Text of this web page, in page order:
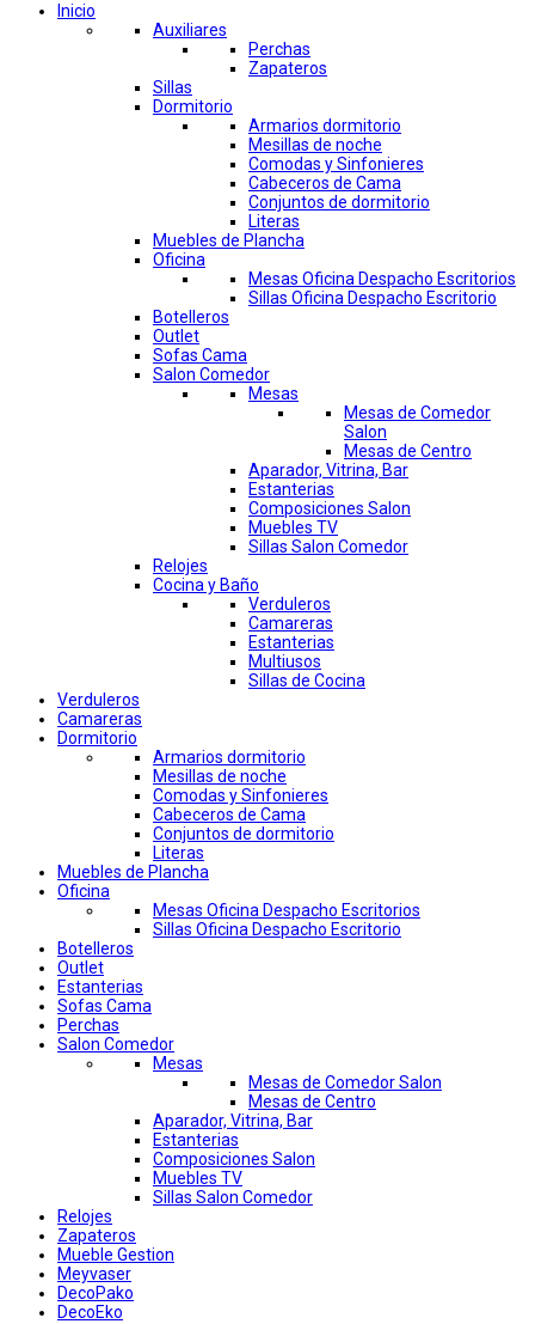
Inicio
Auxiliares
Perchas
Zapateros
Sillas
Dormitorio
Armarios dormitorio
Mesillas de noche
Comodas y Sinfonieres
Cabeceros de Cama
Conjuntos de dormitorio
Literas
Muebles de Plancha
Oficina
Mesas Oficina Despacho Escritorios
Sillas Oficina Despacho Escritorio
Botelleros
Outlet
Sofas Cama
Salon Comedor
Mesas
Mesas de Comedor
Salon
Mesas de Centro
Aparador, Vitrina, Bar
Estanterias
Composiciones Salon
Muebles TV
Sillas Salon Comedor
Relojes
Cocina y Baño
Verduleros
Camareras
Estanterias
Multiusos
Sillas de Cocina
Verduleros
Camareras
Dormitorio
Armarios dormitorio
Mesillas de noche
Comodas y Sinfonieres
Cabeceros de Cama
Conjuntos de dormitorio
Literas
Muebles de Plancha
Oficina
Mesas Oficina Despacho Escritorios
Sillas Oficina Despacho Escritorio
Botelleros
Outlet
Estanterias
Sofas Cama
Perchas
Salon Comedor
Mesas
Mesas de Comedor Salon
Mesas de Centro
Aparador, Vitrina, Bar
Estanterias
Composiciones Salon
Muebles TV
Sillas Salon Comedor
Relojes
Zapateros
Mueble Gestion
Meyvaser
DecoPako
DecoEko